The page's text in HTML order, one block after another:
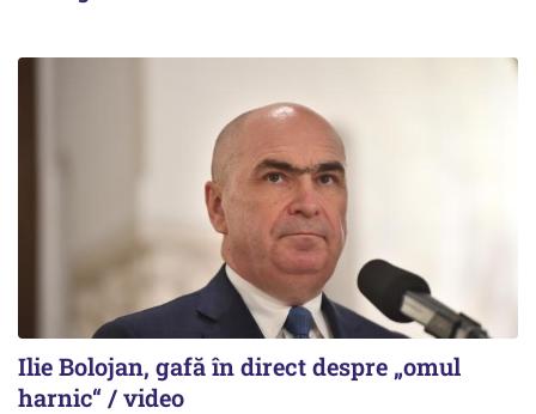
Ilie Bolojan, gafă în direct despre „omul
harnic“ / video